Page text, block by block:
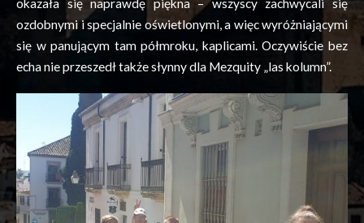
okazała się naprawdę piękna – wszyscy zachwycali się
ozdobnymi i specjalnie oświetlonymi, a więc wyróżniającymi
się w panującym tam półmroku, kaplicami. Oczywiście bez
echa nie przeszedł także słynny dla Mezquity „las kolumn”.